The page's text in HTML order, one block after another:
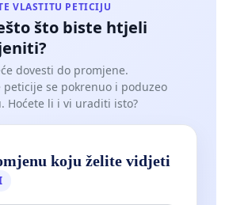
VLASTITU PETICIJU
što biste htjeli
dovesti do promjene.
peticije se pokrenuo i poduzeo
Hoćete li i vi uraditi isto?
koju želite vidjeti